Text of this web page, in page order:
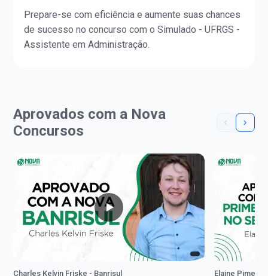
Prepare-se com eficiência e aumente suas chances
de sucesso no concurso com o Simulado - UFRGS -
Assistente em Administração.
Aprovados com a Nova
Concursos
Charles Kelvin Friske - Banrisul Elaine